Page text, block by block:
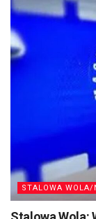
STALOWA WOLA/